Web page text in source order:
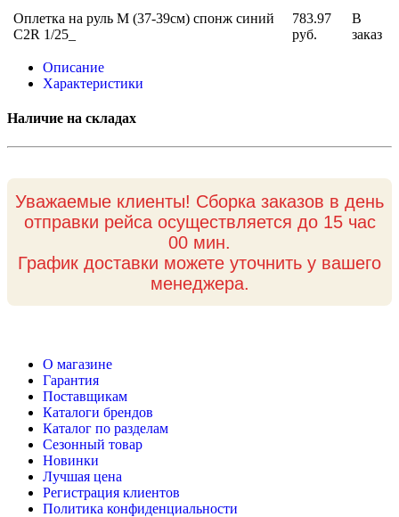
Оплетка на руль M (37-39см) спонж синий
C2R 1/25_
783.97
руб.
В
заказ
Описание
Характеристики
Наличие на складах
Уважаемые клиенты! Сборка заказов в день
отправки рейса осуществляется до 15 час
00 мин.
График доставки можете уточнить у вашего
менеджера.
О магазине
Гарантия
Поставщикам
Каталоги брендов
Каталог по разделам
Сезонный товар
Новинки
Лучшая цена
Регистрация клиентов
Политика конфиденциальности